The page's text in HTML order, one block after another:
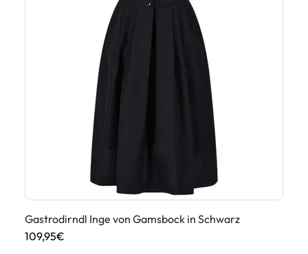
Gastrodirndl Inge von Gamsbock in Schwarz
109,95€